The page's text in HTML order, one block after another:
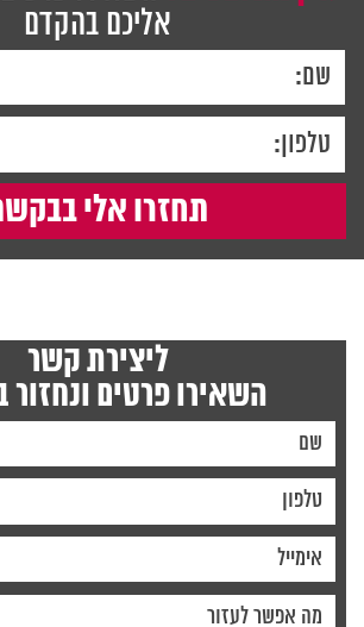
אליכם בהקדם
ליצירת קשר
השאירו פרטים